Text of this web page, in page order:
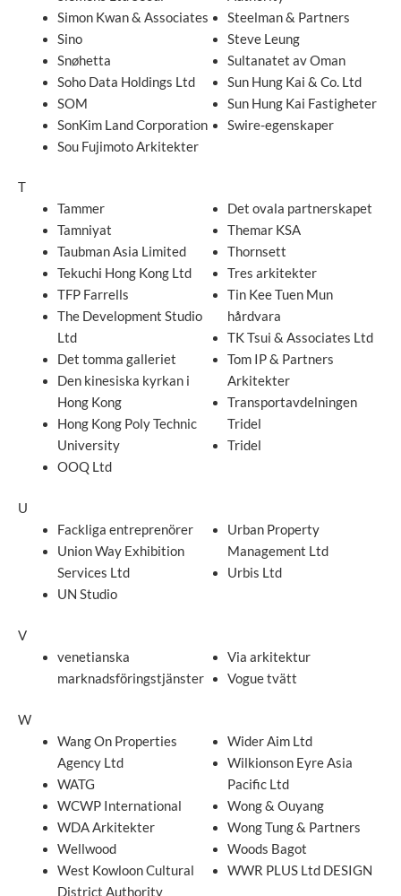
Simon Kwan & Associates
Sino
Snøhetta
Soho Data Holdings Ltd
SOM
SonKim Land Corporation
Sou Fujimoto Arkitekter
Steelman & Partners
Steve Leung
Sultanatet av Oman
Sun Hung Kai & Co. Ltd
Sun Hung Kai Fastigheter
Swire-egenskaper
T
Tammer
Tamniyat
Taubman Asia Limited
Tekuchi Hong Kong Ltd
TFP Farrells
The Development Studio
Ltd
Det tomma galleriet
Den kinesiska kyrkan i
Hong Kong
Hong Kong Poly Technic
University
OOQ Ltd
Det ovala partnerskapet
Themar KSA
Thornsett
Tres arkitekter
Tin Kee Tuen Mun
hårdvara
TK Tsui & Associates Ltd
Tom IP & Partners
Arkitekter
Transportavdelningen
Tridel
Tridel
U
Fackliga entreprenörer
Union Way Exhibition
Services Ltd
UN Studio
Urban Property
Management Ltd
Urbis Ltd
V
venetianska
marknadsföringstjänster
Via arkitektur
Vogue tvätt
W
Wang On Properties
Agency Ltd
WATG
WCWP International
WDA Arkitekter
Wellwood
West Kowloon Cultural
District Authority
Wider Aim Ltd
Wilkionson Eyre Asia
Pacific Ltd
Wong & Ouyang
Wong Tung & Partners
Woods Bagot
WWR PLUS Ltd DESIGN